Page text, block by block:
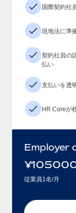
国際契約社
現地法に準
契約社員の
払い
支払いを透
HR Coreが
Employer
¥
従業員1名/月